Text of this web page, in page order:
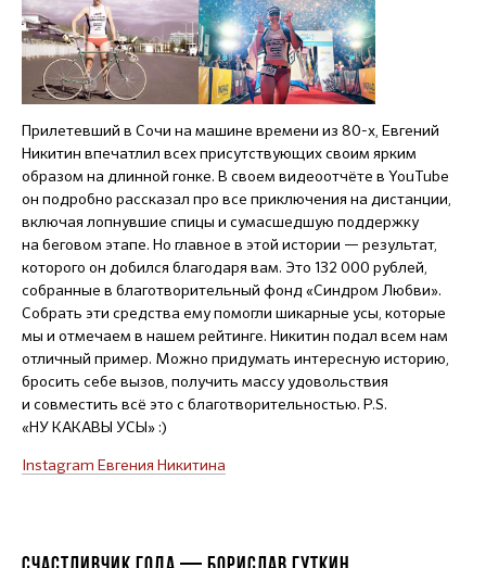
Прилетевший в Сочи на машине времени из 80-х, Евгений
Никитин впечатлил всех присутствующих своим ярким
образом на длинной гонке. В своем видеоотчёте в YouTube
он подробно рассказал про все приключения на дистанции,
включая лопнувшие спицы и сумасшедшую поддержку
на беговом этапе. Но главное в этой истории — результат,
которого он добился благодаря вам. Это 132 000 рублей,
собранные в благотворительный фонд «Синдром Любви».
Собрать эти средства ему помогли шикарные усы, которые
мы и отмечаем в нашем рейтинге. Никитин подал всем нам
отличный пример. Можно придумать интересную историю,
бросить себе вызов, получить массу удовольствия
и совместить всё это с благотворительностью. P.S.
«НУ КАКАВЫ УСЫ» :)
Instagram Евгения Никитина
СЧАСТЛИВЧИК ГОДА — БОРИСЛАВ ГУТКИН